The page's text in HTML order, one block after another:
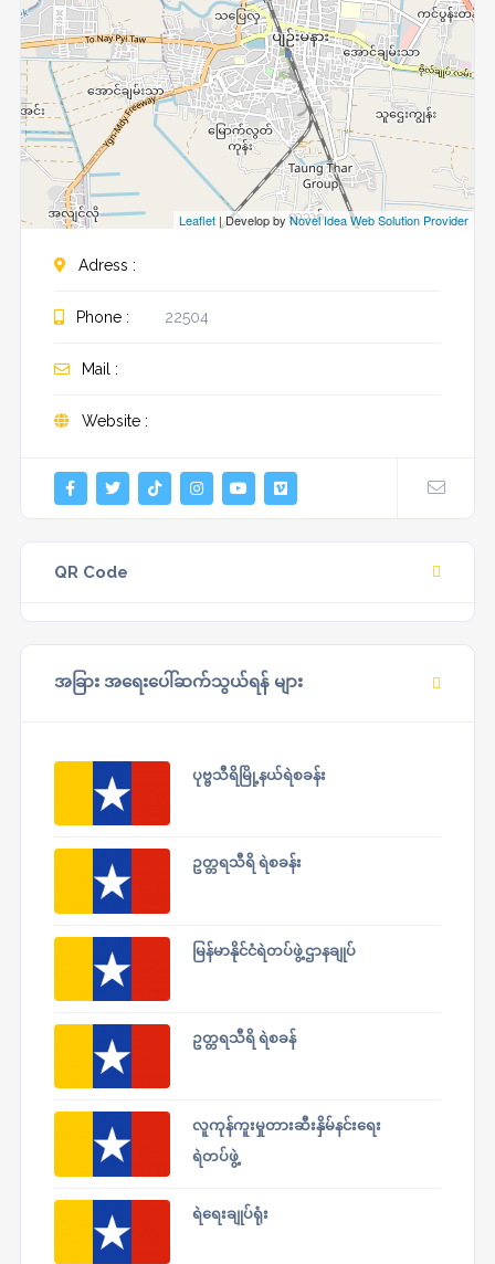
Leaflet | Develop byNovel Idea Web Solution Provider
Adress :
Phone : 22504
Mail :
Website :
QR Code
အခြား အရေးပေါ်ဆက်သွယ်ရန် များ
ပုဗ္ဗသီရိမြို့နယ်ရဲစခန်း
ဥတ္တရသီရိ ရဲစခန်း
မြန်မာနိုင်ငံရဲတပ်ဖွဲ့ဌာနချုပ်
ဥတ္တရသီရိ ရဲစခန်
လူကုန်ကူးမှုတားဆီးနှိမ်နင်းရေး
ရဲတပ်ဖွဲ့
ရဲရေးချုပ်ရုံး